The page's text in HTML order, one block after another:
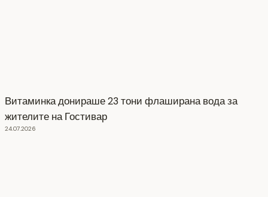
Витаминка донираше 23 тони флаширана вода за
жителите на Гостивар
24.07.2026